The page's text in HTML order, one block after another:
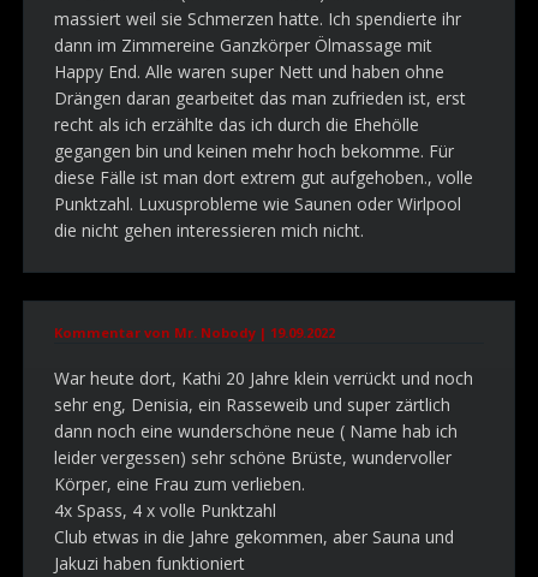
massiert weil sie Schmerzen hatte. Ich spendierte ihr
dann im Zimmereine Ganzkörper Ölmassage mit
Happy End. Alle waren super Nett und haben ohne
Drängen daran gearbeitet das man zufrieden ist, erst
recht als ich erzählte das ich durch die Ehehölle
gegangen bin und keinen mehr hoch bekomme. Für
diese Fälle ist man dort extrem gut aufgehoben., volle
Punktzahl. Luxusprobleme wie Saunen oder Wirlpool
die nicht gehen interessieren mich nicht.
Kommentar von Mr. Nobody | 19.09.2022
War heute dort, Kathi 20 Jahre klein verrückt und noch
sehr eng, Denisia, ein Rasseweib und super zärtlich
dann noch eine wunderschöne neue ( Name hab ich
leider vergessen) sehr schöne Brüste, wundervoller
Körper, eine Frau zum verlieben.
4x Spass, 4 x volle Punktzahl
Club etwas in die Jahre gekommen, aber Sauna und
Jakuzi haben funktioniert